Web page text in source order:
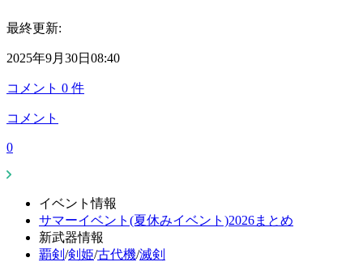
最終更新:
2025年9月30日08:40
コメント 0 件
コメント
0
イベント情報
サマーイベント(夏休みイベント)2026まとめ
新武器情報
覇剣 /剣姫/古代機/滅剣